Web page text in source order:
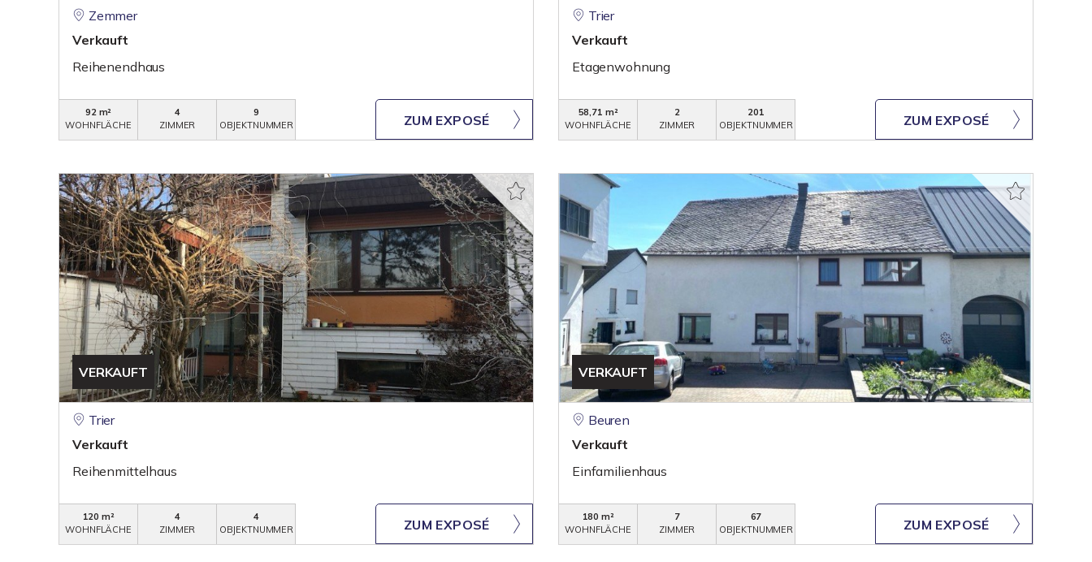
Zemmer
Verkauft
Reihenendhaus
92 m²
WOHNFLÄCHE
4
ZIMMER
9
OBJEKTNUMMER
ZUM EXPOSÉ
Trier
Verkauft
Etagenwohnung
58,71 m²
WOHNFLÄCHE
2
ZIMMER
201
OBJEKTNUMMER
ZUM EXPOSÉ
VERKAUFT
Trier
Verkauft
Reihenmittelhaus
120 m²
WOHNFLÄCHE
4
ZIMMER
4
OBJEKTNUMMER
ZUM EXPOSÉ
VERKAUFT
Beuren
Verkauft
Einfamilienhaus
180 m²
WOHNFLÄCHE
7
ZIMMER
67
OBJEKTNUMMER
ZUM EXPOSÉ